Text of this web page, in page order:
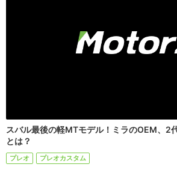
スバル最後の軽MTモデル！ミラのOEM、2
とは？
プレオ プレオカスタム